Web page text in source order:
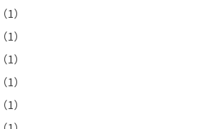
（1）
（1）
（1）
（1）
（1）